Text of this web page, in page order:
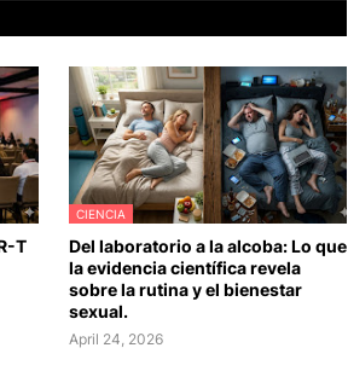
T
CIENCIA
Del laboratorio a la alcoba: Lo que
la evidencia científica revela
sobre la rutina y el bienestar
sexual.
April 24, 2026